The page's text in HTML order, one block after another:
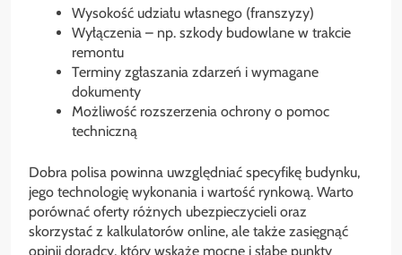
Wysokość udziału własnego (franszyzy)
Wyłączenia – np. szkody budowlane w trakcie
remontu
Terminy zgłaszania zdarzeń i wymagane
dokumenty
Możliwość rozszerzenia ochrony o pomoc
techniczną
Dobra polisa powinna uwzględniać specyfikę budynku,
jego technologię wykonania i wartość rynkową. Warto
porównać oferty różnych ubezpieczycieli oraz
skorzystać z kalkulatorów online, ale także zasięgnąć
opinii doradcy, który wskaże mocne i słabe punkty